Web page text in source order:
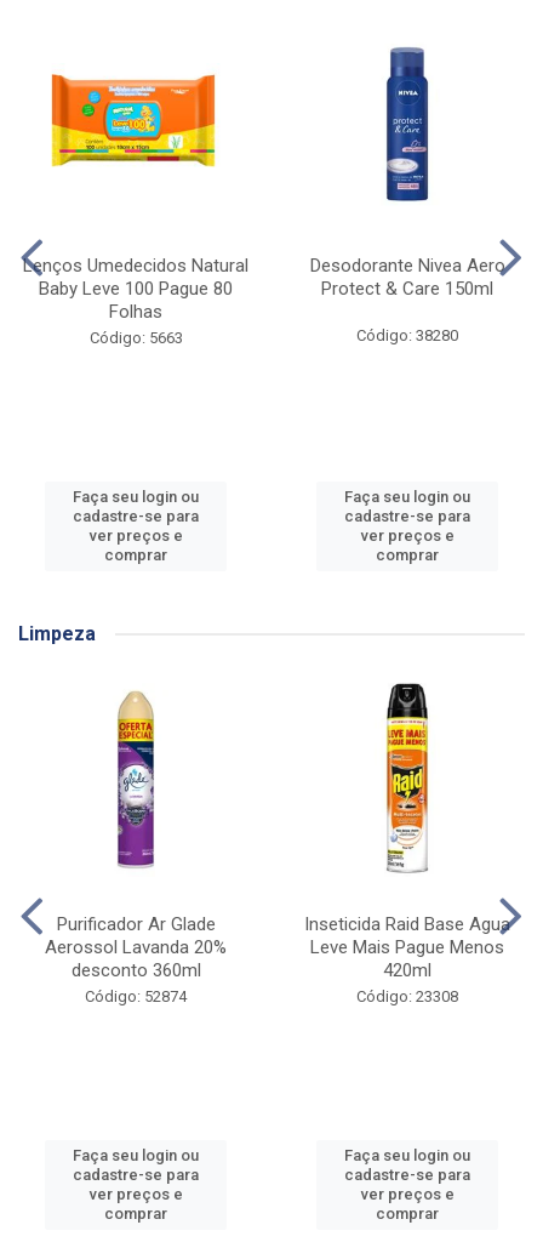
Lenços Umedecidos Natural
Baby Leve 100 Pague 80
Folhas
Código: 5663
Faça seu login ou
cadastre-se para
ver preços e
comprar
Desodorante Nivea Aero
Protect & Care 150ml
Código: 38280
Faça seu login ou
cadastre-se para
ver preços e
comprar
Limpeza
Purificador Ar Glade
Aerossol Lavanda 20%
desconto 360ml
Código: 52874
Faça seu login ou
cadastre-se para
ver preços e
comprar
Inseticida Raid Base Agua
Leve Mais Pague Menos
420ml
Código: 23308
Faça seu login ou
cadastre-se para
ver preços e
comprar